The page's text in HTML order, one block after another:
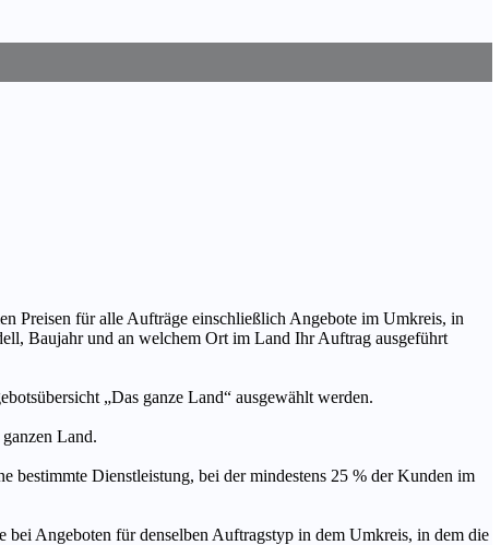
Preisen für alle Aufträge einschließlich Angebote im Umkreis, in
Baujahr und an welchem Ort im Land Ihr Auftrag ausgeführt
„Das ganze Land“ ausgewählt werden.
Land.
Dienstleistung, bei der mindestens 25 % der Kunden im
Angeboten für denselben Auftragstyp in dem Umkreis, in dem die